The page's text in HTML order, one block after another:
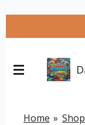
springen
Home » Shop